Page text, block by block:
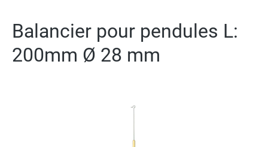
Balancier pour pendules L:
200mm Ø 28 mm